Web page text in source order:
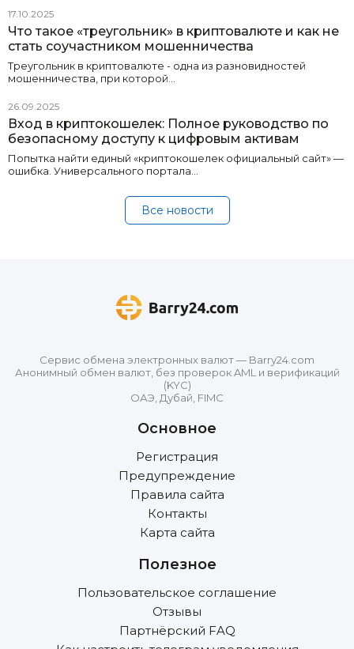
17.10.2025
Что такое «треугольник» в криптовалюте и как не
стать соучастником мошенничества
Треугольник в криптовалюте - одна из разновидностей
мошенничества, при которой…
26.09.2025
Вход в криптокошелек: Полное руководство по
безопасному доступу к цифровым активам
Попытка найти единый «криптокошелек официальный сайт» —
ошибка. Универсального портала…
Все новости
Сервис обмена электронных валют — Barry24.com
Анонимный обмен валют, без проверок AML и верификаций
(KYC)
ОАЭ, Дубай, FIMC
Основное
Регистрация
Предупреждение
Правила сайта
Контакты
Карта сайта
Полезное
Пользовательское соглашение
Отзывы
Партнёрский FAQ